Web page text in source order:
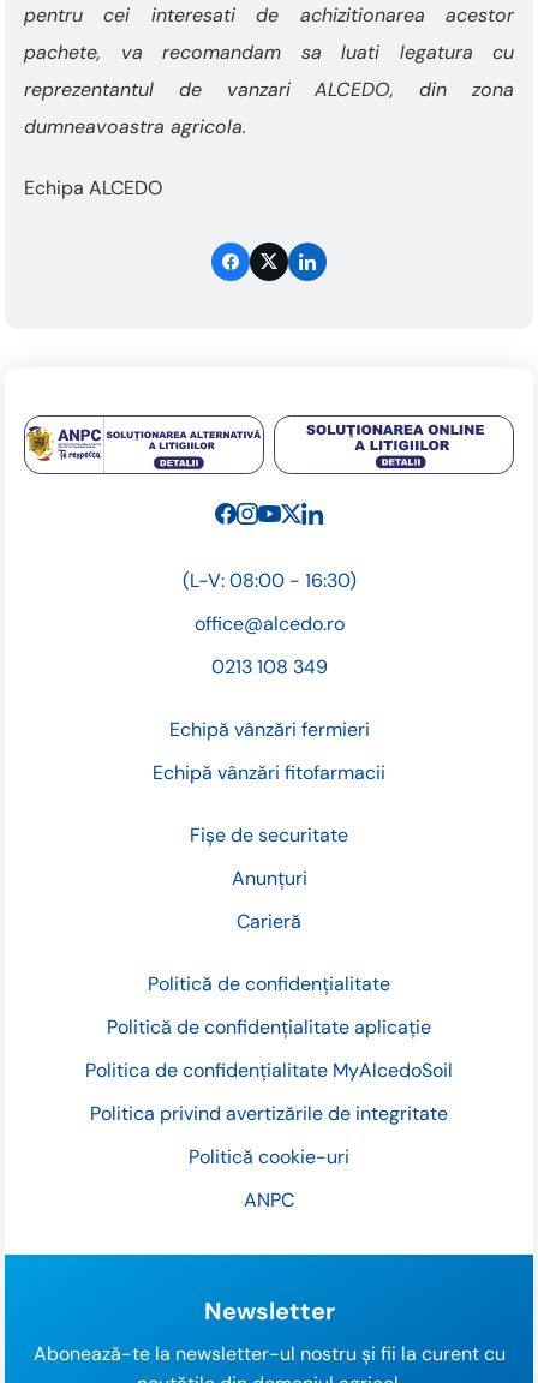
pentru cei interesati de achizitionarea acestor
pachete, va recomandam sa luati legatura cu
reprezentantul de vanzari ALCEDO, din zona
dumneavoastra agricola.
Echipa ALCEDO
Fișe de securitate
Anunțuri
Carieră
Politică de confidențialitate
Politică de confidențialitate aplicație
Politica de confidențialitate MyAlcedoSoil
Politica privind avertizările de integritate
Politică cookie-uri
ANPC
(L-V: 08:00 - 16:30)
office@alcedo.ro
0213 108 349
Echipă vânzări fermieri
Echipă vânzări fitofarmacii
Newsletter
Abonează-te la newsletter-ul nostru și fii la curent cu